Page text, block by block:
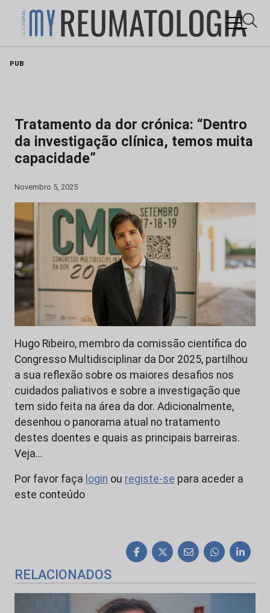
PUB
Tratamento da dor crónica: “Dentro
da investigação clínica, temos muita
capacidade”
Novembro 5, 2025
Hugo Ribeiro, membro da comissão científica do
Congresso Multidisciplinar da Dor 2025, partilhou
a sua reflexão sobre os maiores desafios nos
cuidados paliativos e sobre a investigação que
tem sido feita na área da dor. Adicionalmente,
desenhou o panorama atual no tratamento
destes doentes e quais as principais barreiras.
Veja…
Por favor faça login ou registe-se para aceder a
este conteúdo
RELACIONADOS